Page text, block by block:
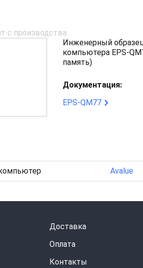
с производства
Инженерный
компьютера EPS-
память)
Документация:
EPS-QM77
Avalue
Доставка
Оплата
Контакты